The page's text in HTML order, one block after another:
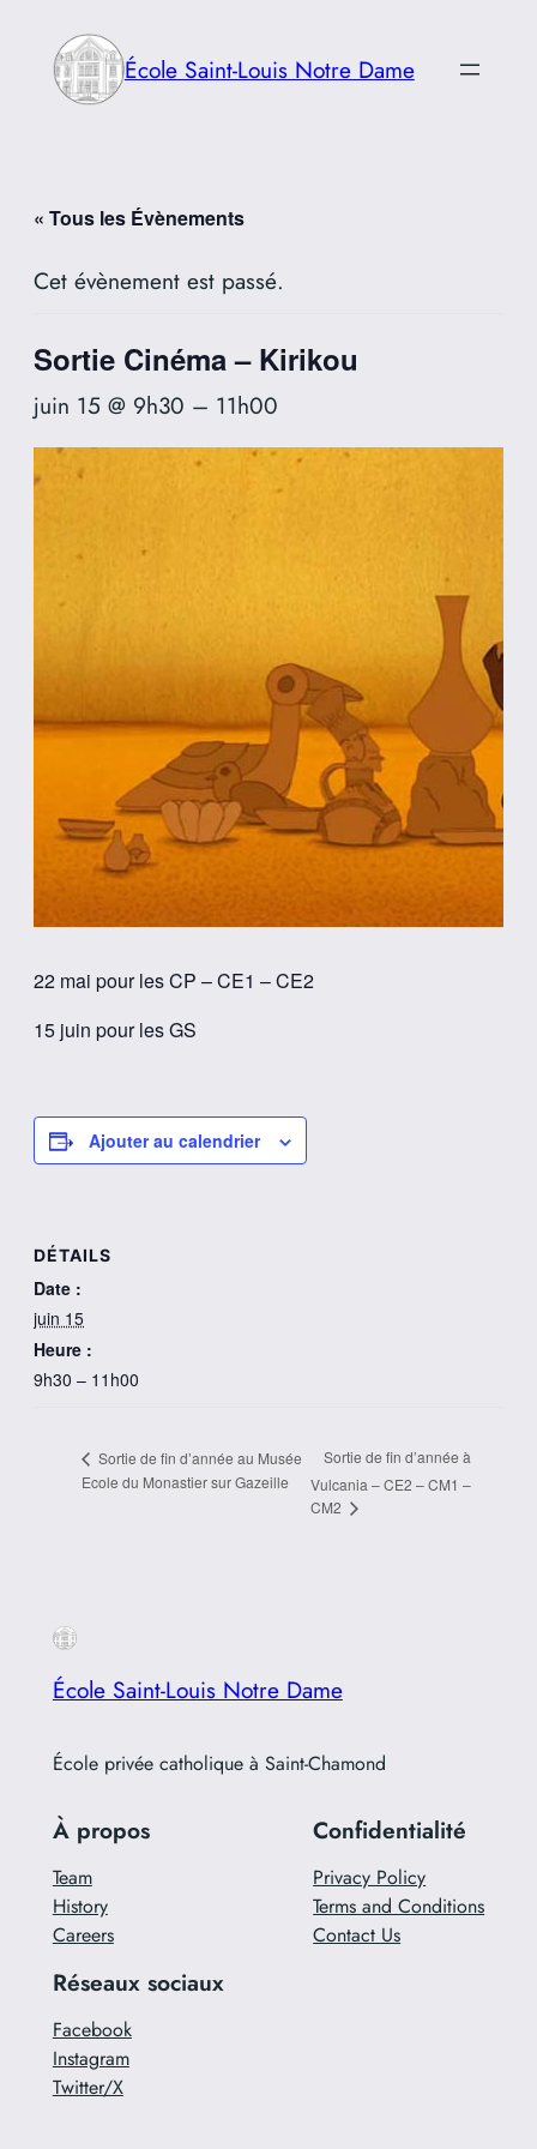
École Saint-Louis Notre Dame
« Tous les Évènements
Cet évènement est passé.
Sortie Cinéma – Kirikou
juin 15 @ 9h30 – 11h00
22 mai pour les CP – CE1 – CE2
15 juin pour les GS
Ajouter au calendrier
DÉTAILS
Date :
juin 15
Heure :
9h30 – 11h00
Sortie de fin d’année au Musée
Ecole du Monastier sur Gazeille
Sortie de fin d’année à
Vulcania – CE2 – CM1 –
CM2
École Saint-Louis Notre Dame
École privée catholique à Saint-Chamond
À propos
Team
History
Careers
Confidentialité
Privacy Policy
Terms and Conditions
Contact Us
Réseaux sociaux
Facebook
Instagram
Twitter/X